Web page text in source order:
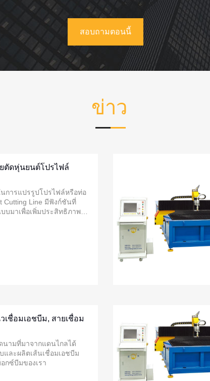
ข่าว
ตัดหุ่นยนต์โปรไฟล์
การแปรรูปโปรไฟล์หรือท่อ
Cutting Line มีฟังก์ชันที่
บมาเพื่อเพิ่มประสิทธิภาพ
เชื่อมเอชบีม, สายเชื่อม
นามที่มาจากแดนไกลได้
และผลิตเส้นเชื่อมเอชบีม
กซ์บีมของเรา